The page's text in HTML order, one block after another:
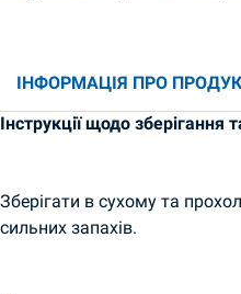
ІНФОРМАЦІЯ ПРО
Інструкції щодо зберігання
Зберігати в сухому та
сильних запахів.